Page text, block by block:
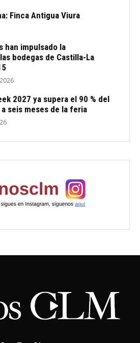
Finca Antigua Viura
han impulsado la
bodegas de Castilla-La
2027 ya supera el 90 % del
seis meses de la feria